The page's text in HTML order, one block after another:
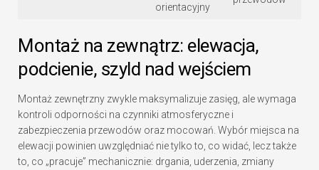
orientacyjny
Montaż na zewnątrz: elewacja,
podcienie, szyld nad wejściem
Montaż zewnętrzny zwykle maksymalizuje zasięg, ale wymaga
kontroli odporności na czynniki atmosferyczne i
zabezpieczenia przewodów oraz mocowań. Wybór miejsca na
elewacji powinien uwzględniać nie tylko to, co widać, lecz także
to, co „pracuje” mechanicznie: drgania, uderzenia, zmiany